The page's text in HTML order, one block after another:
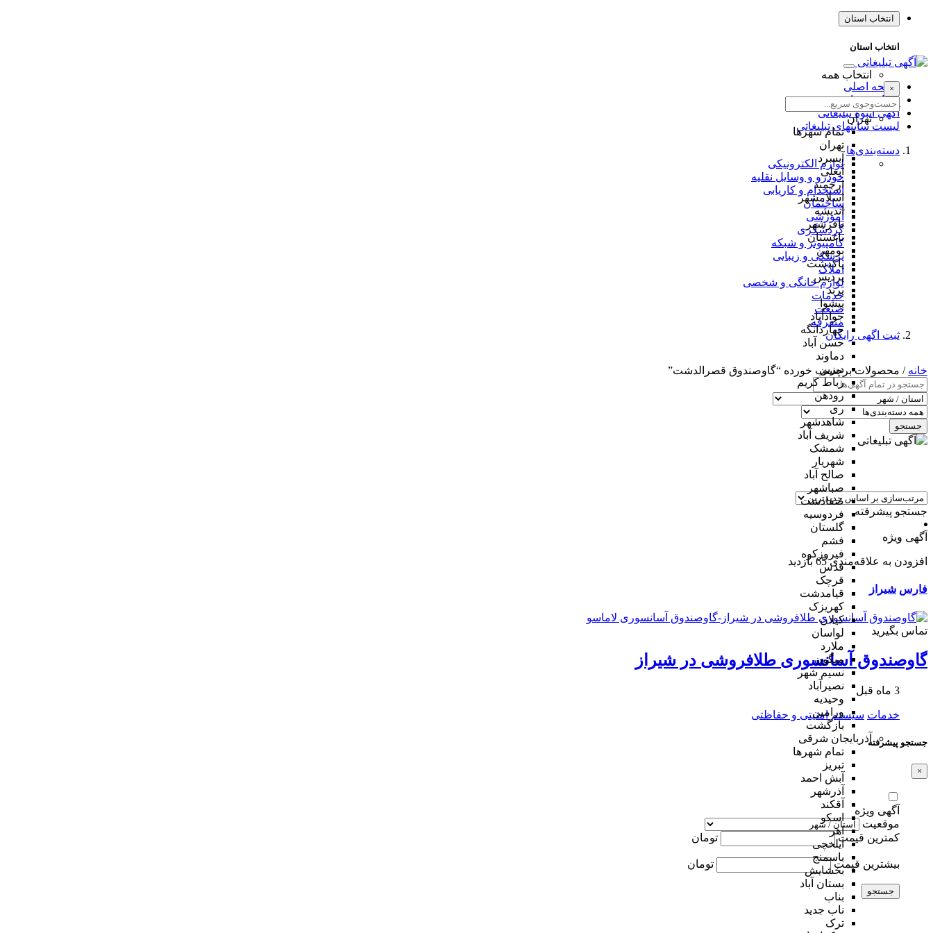
انتخاب استان
انتخاب استان
انتخاب همه
×
تهران
تمام شهر‌ها
تهران
آبسرد
آبعلی
ارجمند
اسلامشهر
اندیشه
باقرشهر
باغستان
بومهن
پاکدشت
پردیس
پرند
پیشوا
جوادآباد
چهاردانگه
حسن آباد
دماوند
دیزین
رباط کریم
رودهن
ری
شاهدشهر
شریف آباد
شمشک
شهریار
صالح آباد
صباشهر
صفادشت
فردوسیه
گلستان
فشم
فیروزکوه
قدس
قرچک
قیامدشت
کهریزک
کیلان
لواسان
ملارد
میگون
نسیم شهر
نصیرآباد
وحیدیه
ورامین
بازگشت
آذربایجان شرقی
تمام شهر‌ها
تبریز
آبش احمد
آذرشهر
آقکند
اسکو
اهر
ایلخچی
باسمنج
بخشایش
بستان آباد
بناب
ناب جدید
ترک
صفحه اصلی
طراحی سایت
آگهی انبوه تبلیغاتی
لیست سایتهای تبلیغاتی
دسته‌بندی‌ها
لوازم الکترونیکی
خودرو و وسایل نقلیه
استخدام و کاریابی
ساختمان
آموزشی
گردشگری
کامپیوتر و شبکه
پزشکی و زیبایی
املاک
لوازم خانگی و شخصی
خدمات
صنعت
متفرقه
ثبت اگهی رایگان
خانه / محصولات برچسب خورده “گاوصندوق قصرالدشت”
جستجو
جستجو پیشرفته
آگهی ویژه
افزودن به علاقه‌مندی 65 بازدید
فارس شیراز
تماس بگیرید
گاوصندوق آسانسوری طلافروشی در شیراز
3 ماه قبل
خدمات سیستم امنیتی و حفاظتی
جستجو پیشرفته
×
آگهی ویژه
موقعیت
کمترین قیمت
تومان
بیشترین قیمت تومان
جستجو